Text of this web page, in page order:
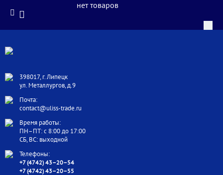
398017, г. Липецк
ул. Металлургов, д.9
Почта:
contact@uliss-trade.ru
Время работы:
ПН–ПТ: с 8:00 до 17:00
СБ, ВС: выходной
Телефоны:
+7 (4742) 43–20–54
+7 (4742) 43–20–55
нет товаров